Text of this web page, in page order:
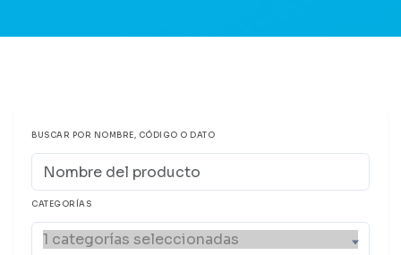
BUSCAR POR NOMBRE, CÓDIGO O DATO
CATEGORÍAS